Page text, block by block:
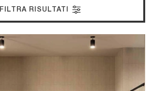
FILTRA RISULTATI